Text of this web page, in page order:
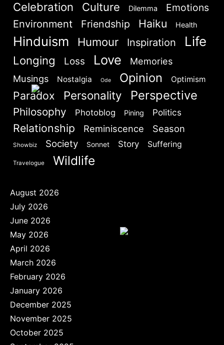
Celebration Culture Dilemma
Emotions
Environment
Friendship Haiku Health
Hinduism Humour Inspiration Life
Longing Loss Love
Memories
Musings
Nostalgia Ode Opinion Optimism
Paradox Personality Perspective
Philosophy Photoblog Pining Politics
Relationship Reminiscence Season
Showbiz Society Sonnet Story Suffering
Travelogue Wildlife
August 2026
July 2026
June 2026
May 2026
April 2026
March 2026
February 2026
January 2026
December 2025
November 2025
October 2025
Are you human? Please solve: